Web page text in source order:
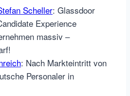
Scheller: Glassdoor
Experience
massiv –
: Nach Markteintritt von
Personaler in